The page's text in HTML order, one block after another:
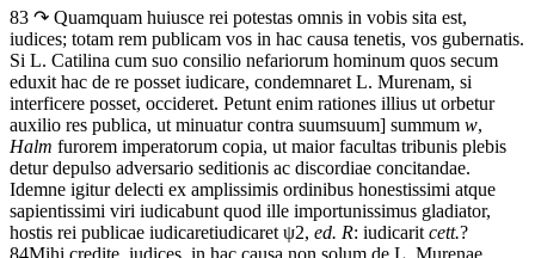
83 ↷ Quamquam huiusce rei potestas omnis in vobis sita est,
iudices; totam rem publicam vos in hac causa tenetis, vos gubernatis.
Si L. Catilina cum suo consilio nefariorum hominum quos secum
eduxit hac de re posset iudicare, condemnaret L. Murenam, si
interficere posset, occideret. Petunt enim rationes illius ut orbetur
auxilio res publica, ut minuatur contra suumsuum] summum w,
Halm furorem imperatorum copia, ut maior facultas tribunis plebis
detur depulso adversario seditionis ac discordiae concitandae.
Idemne igitur delecti ex amplissimis ordinibus honestissimi atque
sapientissimi viri iudicabunt quod ille importunissimus gladiator,
hostis rei publicae iudicaretiudicaret ψ2, ed. R: iudicarit cett.?
84Mihi credite, iudices, in hac causa non solum de L. Murenae